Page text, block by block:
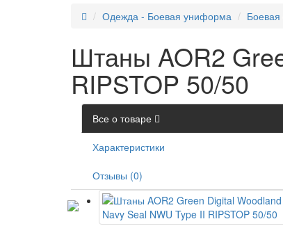
Одежда - Боевая униформа
Штаны AOR2
RIPSTOP 50/50
Все о товаре
Характеристики
Отзывы (0)